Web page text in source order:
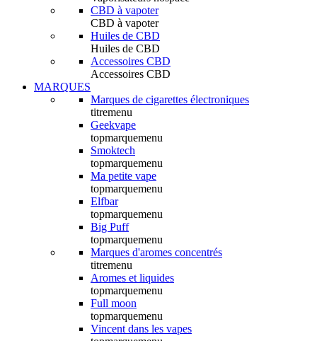
CBD à vapoter
CBD à vapoter
Huiles de CBD
Huiles de CBD
Accessoires CBD
Accessoires CBD
MARQUES
Marques de cigarettes électroniques
titremenu
Geekvape
topmarquemenu
Smoktech
topmarquemenu
Ma petite vape
topmarquemenu
Elfbar
topmarquemenu
Big Puff
topmarquemenu
Marques d'aromes concentrés
titremenu
Aromes et liquides
topmarquemenu
Full moon
topmarquemenu
Vincent dans les vapes